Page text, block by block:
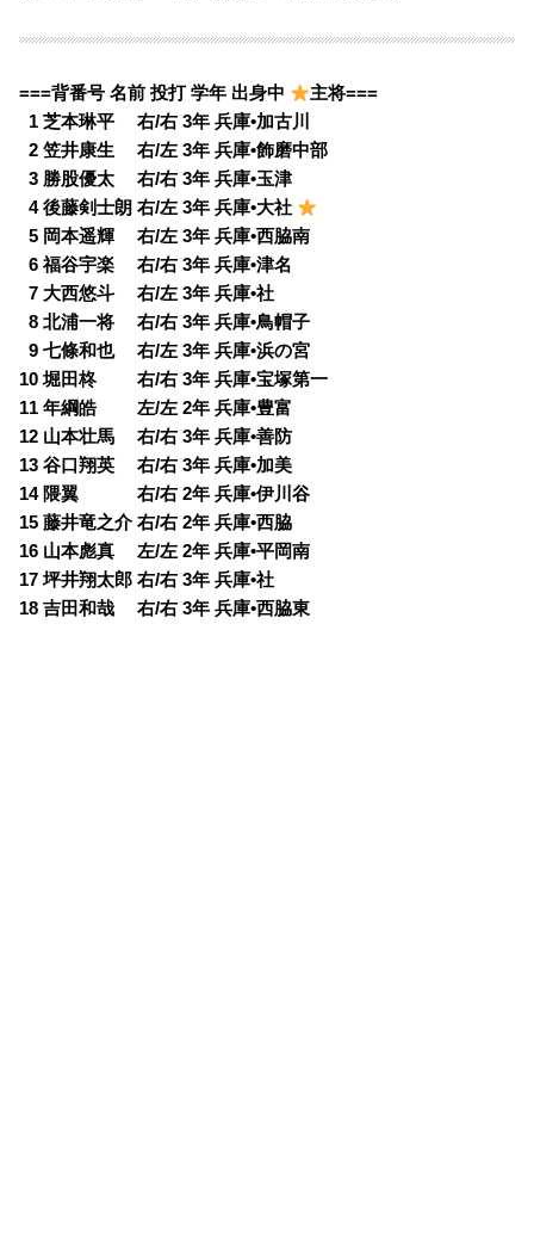
===背番号 名前 投打 学年 出身中
主将===
1 芝本琳平 右/右 3年 兵庫•加古川
02 笠井康生 右/左 3年 兵庫•飾磨中部
03 勝股優太 右/右 3年 兵庫•玉津
04 後藤剣士朗 右/左 3年 兵庫•大社
05 岡本遥輝 右/左 3年 兵庫•西脇南
06 福谷宇楽 右/右 3年 兵庫•津名
07 大西悠斗 右/左 3年 兵庫•社
08 北浦一将 右/右 3年 兵庫•鳥帽子
09 七條和也 右/左 3年 兵庫•浜の宮
10 堀田柊 右/右 3年 兵庫•宝塚第一
11 年綱皓 左/左 2年 兵庫•豊富
12 山本壮馬 右/右 3年 兵庫•善防
13 谷口翔英 右/右 3年 兵庫•加美
14 隈翼 右/右 2年 兵庫•伊川谷
15 藤井竜之介 右/右 2年 兵庫•西脇
16 山本彪真 左/左 2年 兵庫•平岡南
17 坪井翔太郎 右/右 3年 兵庫•社
18 吉田和哉 右/右 3年 兵庫•西脇東